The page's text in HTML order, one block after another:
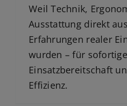
Kontakt
Jobs
News
Weil Technik,
Ausstattung direkt
Erfahrungen realer
wurden – für sofortige
Einsatzbereitschaft
Effizienz.